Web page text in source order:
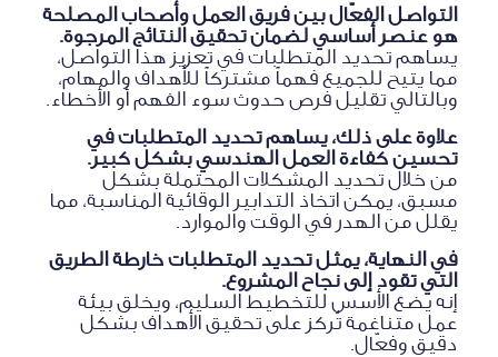
التواصل الفعّال بين فريق العمل وأصحاب المصلحة
هو عنصر أساسي لضمان تحقيق النتائج المرجوة.
يساهم تحديد المتطلبات في تعزيز هذا التواصل،
مما يتيح للجميع فهماً مشتركاً للأهداف والمهام،
وبالتالي تقليل فرص حدوث سوء الفهم أو الأخطاء.
علاوة على ذلك، يساهم تحديد المتطلبات في
تحسين كفاءة العمل الهندسي بشكل كبير.
من خلال تحديد المشكلات المحتملة بشكل
مسبق، يمكن اتخاذ التدابير الوقائية المناسبة، مما
يقلل من الهدر في الوقت والموارد.
في النهاية، يمثل تحديد المتطلبات خارطة الطريق
التي تقود إلى نجاح المشروع.
إنه يضع الأسس للتخطيط السليم، ويخلق بيئة
عمل متناغمة تُركز على تحقيق الأهداف بشكل
دقيق وفعّال.